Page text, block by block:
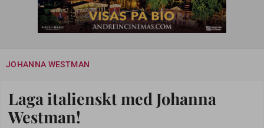
JOHANNA WESTMAN
Laga italienskt med Johanna
Westman!